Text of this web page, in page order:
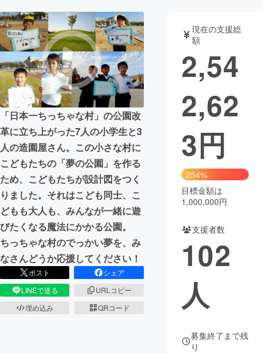
テクノロジー・ガジェット
映像・映画 書籍・雑誌
ビジネス・起業 チャレンジ
まちづくり・地域活性化
CAMPFIRE for Social Good
CAMPFIRE Creation
CAMPFIREふるさと納税 machi-ya コミュニティ
「日本一ちっちゃな村」の公園改
革に立ち上がった7人の小学生と3
人の造園屋さん。この小さな村に
こどもたちの「夢の公園」を作る
ため、こどもたちが設計図をつく
りました。それはこども同士、こ
どもも大人も、みんなが一緒に遊
びたくなる魔法にかかる公園。
ちっちゃな村のでっかい夢を、み
なさんどうか応援してください！
ポスト
シェア
LINEで送る
URLコピー
埋め込み
QRコード
現在の支援総
額
2,54
2,62
3円
254%
目標金額は
1,000,000円
支援者数
102
人
募集終了まで残
り